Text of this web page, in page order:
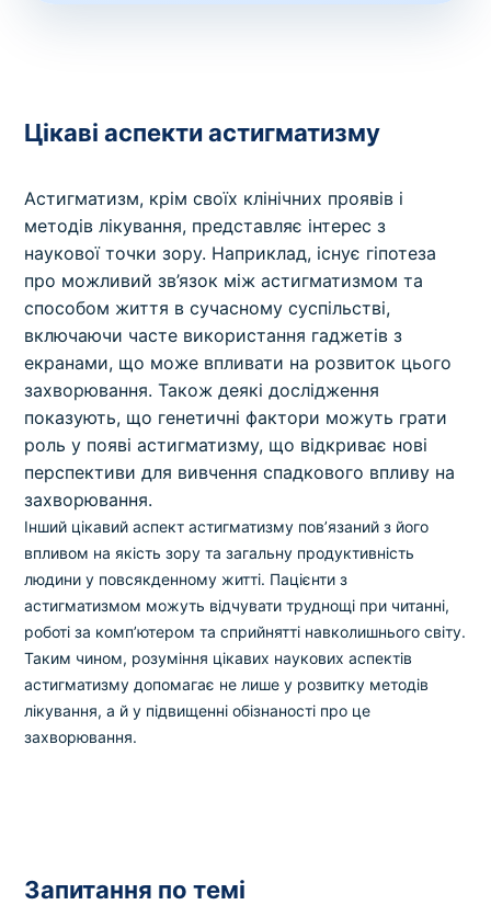
Цікаві аспекти астигматизму
Астигматизм, крім своїх клінічних проявів і
методів лікування, представляє інтерес з
наукової точки зору. Наприклад, існує гіпотеза
про можливий зв’язок між астигматизмом та
способом життя в сучасному суспільстві,
включаючи часте використання гаджетів з
екранами, що може впливати на розвиток цього
захворювання. Також деякі дослідження
показують, що генетичні фактори можуть грати
роль у появі астигматизму, що відкриває нові
перспективи для вивчення спадкового впливу на
захворювання.
Інший цікавий аспект астигматизму пов’язаний з його
впливом на якість зору та загальну продуктивність
людини у повсякденному житті. Пацієнти з
астигматизмом можуть відчувати труднощі при читанні,
роботі за комп’ютером та сприйнятті навколишнього світу.
Таким чином, розуміння цікавих наукових аспектів
астигматизму допомагає не лише у розвитку методів
лікування, а й у підвищенні обізнаності про це
захворювання.
Запитання по темі